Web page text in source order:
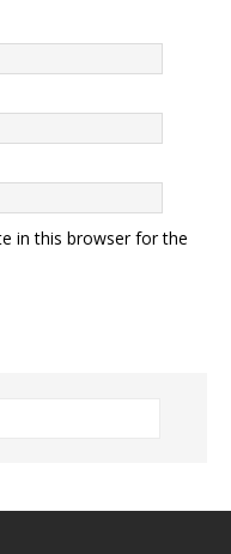
in this browser for the